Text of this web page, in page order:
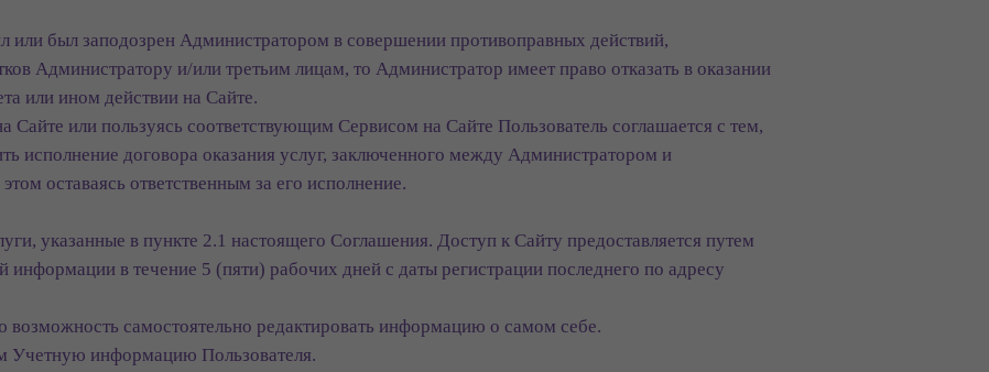
или был заподозрен Администратором в совершении противоправных действий,
Администратору и/или третьим лицам, то Администратор имеет право отказать в оказании
или ином действии на Сайте.
Сайте или пользуясь соответствующим Сервисом на Сайте Пользователь соглашается с тем,
исполнение договора оказания услуг, заключенного между Администратором и
оставаясь ответственным за его исполнение.
указанные в пункте 2.1 настоящего Соглашения. Доступ к Сайту предоставляется путем
информации в течение 5 (пяти) рабочих дней с даты регистрации последнего по адресу
возможность самостоятельно редактировать информацию о самом себе.
Учетную информацию Пользователя.